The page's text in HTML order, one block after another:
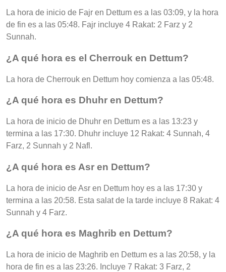
La hora de inicio de Fajr en Dettum es a las 03:09, y la hora
de fin es a las 05:48. Fajr incluye 4 Rakat: 2 Farz y 2
Sunnah.
¿A qué hora es el Cherrouk en Dettum?
La hora de Cherrouk en Dettum hoy comienza a las 05:48.
¿A qué hora es Dhuhr en Dettum?
La hora de inicio de Dhuhr en Dettum es a las 13:23 y
termina a las 17:30. Dhuhr incluye 12 Rakat: 4 Sunnah, 4
Farz, 2 Sunnah y 2 Nafl.
¿A qué hora es Asr en Dettum?
La hora de inicio de Asr en Dettum hoy es a las 17:30 y
termina a las 20:58. Esta salat de la tarde incluye 8 Rakat: 4
Sunnah y 4 Farz.
¿A qué hora es Maghrib en Dettum?
La hora de inicio de Maghrib en Dettum es a las 20:58, y la
hora de fin es a las 23:26. Incluye 7 Rakat: 3 Farz, 2